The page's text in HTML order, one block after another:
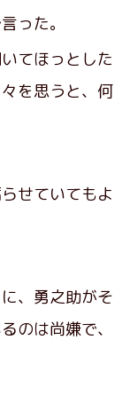
った。
てほっとした
を思うと、何
せていてもよ
、勇之助がそ
のは尚嫌で、